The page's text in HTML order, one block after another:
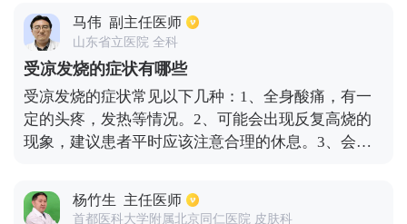
肺阴虚是指机体处于一种肺阴不足，虚热内生所表现
的一些症状。主要原因是先天禀赋不足，或者是六淫
侵袭，七情太过度，饮食不节，药物损伤，津液不
足，阴虚火旺，虚火内生而导致。肺阴虚的症状从面
部来说，患者鼻子会干燥而且难以控制抠挖，并且早
期口腔内气体难闻。部分患者舌苔红并伴有干咳、浓
痰，面色无血色等症状。肺阴虚的症状还可以从脉搏
情况发生。在饮食上无食欲以及身体日渐消瘦等。另
外，经常出现大便干，小便黄赤，并且伴有尿痛的症
马伟 副主任医师
山东省立医院 全科
受凉发烧的症状有哪些
受凉发烧的症状常见以下几种：1、全身酸痛，有一
定的头疼，发热等情况。2、可能会出现反复高烧的
现象，建议患者平时应该注意合理的休息。3、会出
食欲不振的现象。所以每天我们都有必要养成良好的
生活习惯、规律的饮食、规律的睡眠。如果我们发烧
杨竹生 主任医师
首都医科大学附属北京同仁医院 皮肤科